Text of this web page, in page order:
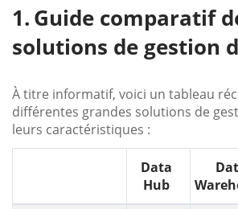
Guide comparatif
solutions de gestion
À titre informatif, voici un tableau
différentes grandes solutions de
leurs caractéristiques :
Data
Hub